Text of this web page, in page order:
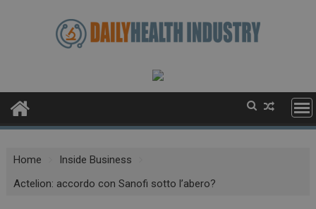
Home
Inside Business
Actelion: accordo con Sanofi sotto l’abero?